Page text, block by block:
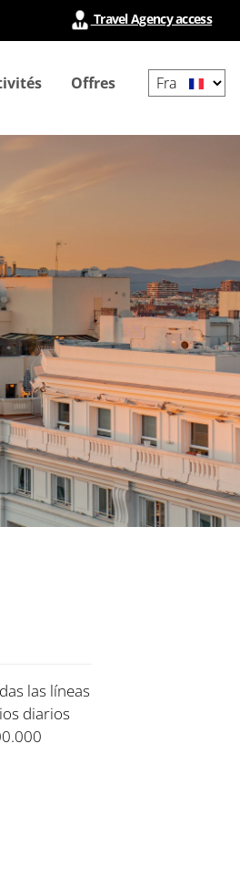
Travel Agency access
Offres
your
las líneas
diarios